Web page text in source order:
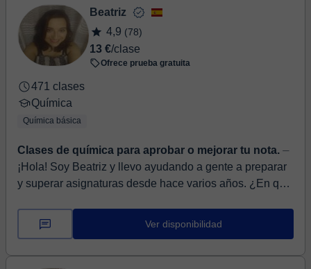
Beatriz
4,9 (78)
13 €/clase
Ofrece prueba gratuita
471 clases
Química
Química básica
Clases de química para aprobar o mejorar tu nota. ⏤
¡Hola! Soy Beatriz y llevo ayudando a gente a preparar
y superar asignaturas desde hace varios años. ¿En qué
Ver disponibilidad